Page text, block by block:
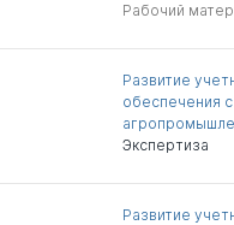
Рабочий
Развитие
обеспечения
Экспертиза
Развитие